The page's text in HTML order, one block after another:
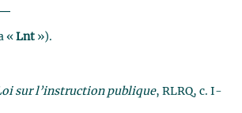
« Lnt »).
sur l’instruction publique, RLRQ, c. I-